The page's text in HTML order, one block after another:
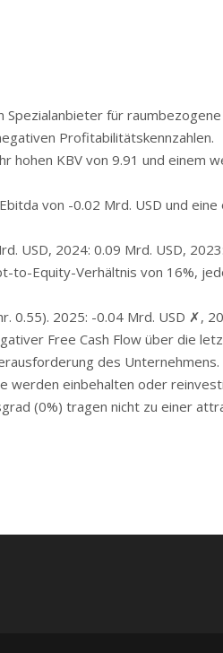
für
Profitabilitätskennzahlen.
KBV von 9.91 und einem
von -0.02 Mrd. USD und
USD, 2024: 0.09 Mrd. USD,
to-Equity-Verhältnis von 16%,
2025: -0.04 Mrd. USD ✗,
Free Cash Flow über die
des Unternehmens.
einbehalten oder
(0%) tragen nicht zu einer